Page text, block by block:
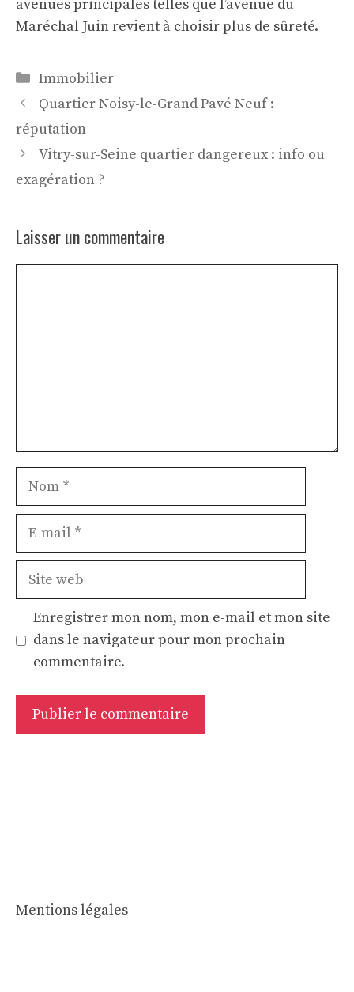
avenues principales telles que l’avenue du
Maréchal Juin revient à choisir plus de sûreté.
Catégories
Immobilier
Quartier Noisy-le-Grand Pavé Neuf :
réputation
Vitry-sur-Seine quartier dangereux : info ou
exagération ?
Laisser un commentaire
Nom
Site
Enregistrer mon nom, mon e-mail et mon site
dans le navigateur pour mon prochain
commentaire.
Mentions légales